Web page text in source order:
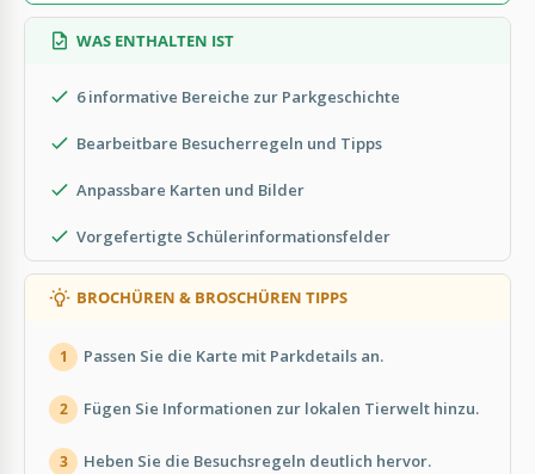
WAS ENTHALTEN IST
6 informative Bereiche zur Parkgeschichte
Bearbeitbare Besucherregeln und Tipps
Anpassbare Karten und Bilder
Vorgefertigte Schülerinformationsfelder
BROCHÜREN & BROSCHÜREN TIPPS
1 Passen Sie die Karte mit Parkdetails an.
2 Fügen Sie Informationen zur lokalen Tierwelt hinzu.
3 Heben Sie die Besuchsregeln deutlich hervor.